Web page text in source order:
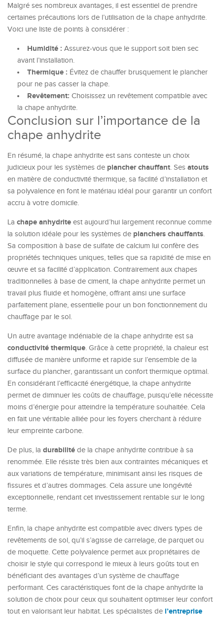
Malgré ses nombreux avantages, il est essentiel de prendre
certaines précautions lors de l’utilisation de la chape anhydrite.
Voici une liste de points à considérer :
Humidité : Assurez-vous que le support soit bien sec
avant l’installation.
Thermique : Évitez de chauffer brusquement le plancher
pour ne pas casser la chape.
Revêtement: Choisissez un revêtement compatible avec
la chape anhydrite.
Conclusion sur l’importance de la
chape anhydrite
En résumé, la chape anhydrite est sans conteste un choix
judicieux pour les systèmes de plancher chauffant. Ses atouts
en matière de conductivité thermique, sa facilité d’installation et
sa polyvalence en font le matériau idéal pour garantir un confort
accru à votre domicile.
La chape anhydrite est aujourd’hui largement reconnue comme
la solution idéale pour les systèmes de planchers chauffants.
Sa composition à base de sulfate de calcium lui confère des
propriétés techniques uniques, telles que sa rapidité de mise en
œuvre et sa facilité d’application. Contrairement aux chapes
traditionnelles à base de ciment, la chape anhydrite permet un
travail plus fluide et homogène, offrant ainsi une surface
parfaitement plane, essentielle pour un bon fonctionnement du
chauffage par le sol.
Un autre avantage indéniable de la chape anhydrite est sa
conductivité thermique. Grâce à cette propriété, la chaleur est
diffusée de manière uniforme et rapide sur l’ensemble de la
surface du plancher, garantissant un confort thermique optimal.
En considérant l’efficacité énergétique, la chape anhydrite
permet de diminuer les coûts de chauffage, puisqu’elle nécessite
moins d’énergie pour atteindre la température souhaitée. Cela
en fait une véritable alliée pour les foyers cherchant à réduire
leur empreinte carbone.
De plus, la durabilité de la chape anhydrite contribue à sa
renommée. Elle résiste très bien aux contraintes mécaniques et
aux variations de température, minimisant ainsi les risques de
fissures et d’autres dommages. Cela assure une longévité
exceptionnelle, rendant cet investissement rentable sur le long
terme.
Enfin, la chape anhydrite est compatible avec divers types de
revêtements de sol, qu’il s’agisse de carrelage, de parquet ou
de moquette. Cette polyvalence permet aux propriétaires de
choisir le style qui correspond le mieux à leurs goûts tout en
bénéficiant des avantages d’un système de chauffage
performant. Ces caractéristiques font de la chape anhydrite la
solution de choix pour ceux qui souhaitent optimiser leur confort
tout en valorisant leur habitat. Les spécialistes de l’entreprise